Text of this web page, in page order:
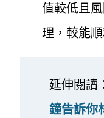
值較低且
理，較能
延伸閱讀
鐘告訴你